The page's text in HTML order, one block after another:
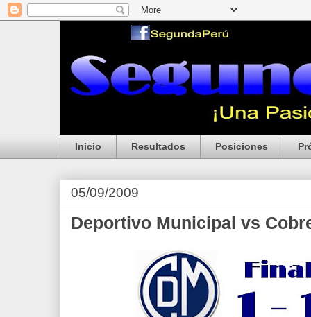
Inicio Resultados Posiciones
05/09/2009
Deportivo Municipal vs